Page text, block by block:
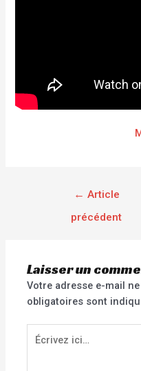
← Article
précédent
Laisser un
Votre adresse e-mail
obligatoires sont
Écrivez
ici…